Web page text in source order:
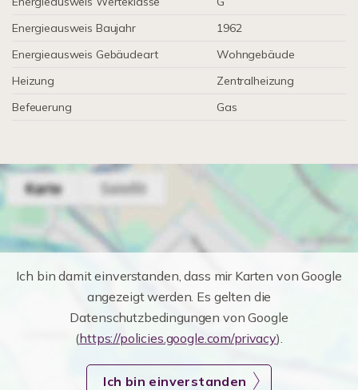
Energieausweis Baujahr
1962
Energieausweis Gebäudeart
Wohngebäude
Heizung
Zentralheizung
Befeuerung
Gas
Ich bin damit einverstanden, dass mir Karten von Google
angezeigt werden. Es gelten die
Datenschutzbedingungen von Google
(https://policies.google.com/privacy).
Ich bin einverstanden